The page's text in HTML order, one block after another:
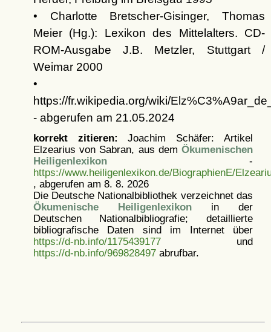
• Charlotte Bretscher-Gisinger, Thomas
Meier (Hg.): Lexikon des Mittelalters. CD-
ROM-Ausgabe J.B. Metzler, Stuttgart /
Weimar 2000
•
https://fr.wikipedia.org/wiki/
- abgerufen am 21.05.2024
korrekt zitieren: Joachim Schäfer: Artikel
Elzearius von Sabran, aus dem Ökumenischen
Heiligenlexikon-
https://www.heiligenlexikon.de/BiographienE/
, abgerufen am 8. 8. 2026
Die Deutsche Nationalbibliothek verzeichnet das
Ökumenische Heiligenlexikonin der
Deutschen Nationalbibliografie; detaillierte
bibliografische Daten sind im Internet über
https://d-nb.info/1175439177und
https://d-nb.info/969828497abrufbar.